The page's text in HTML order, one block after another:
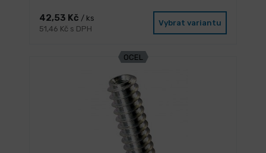
42,53 Kč / ks
51,46 Kč s DPH
Vybrat variantu
OCEL